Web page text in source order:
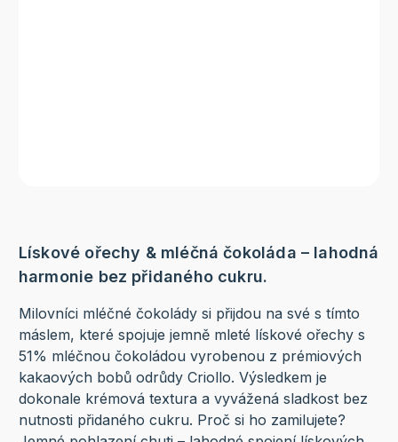
Lískové ořechy & mléčná čokoláda – lahodná
harmonie bez přidaného cukru.
Milovníci mléčné čokolády si přijdou na své s tímto
máslem, které spojuje jemně mleté lískové ořechy s
51% mléčnou čokoládou vyrobenou z prémiových
kakaových bobů odrůdy Criollo. Výsledkem je
dokonale krémová textura a vyvážená sladkost bez
nutnosti přidaného cukru. Proč si ho zamilujete?